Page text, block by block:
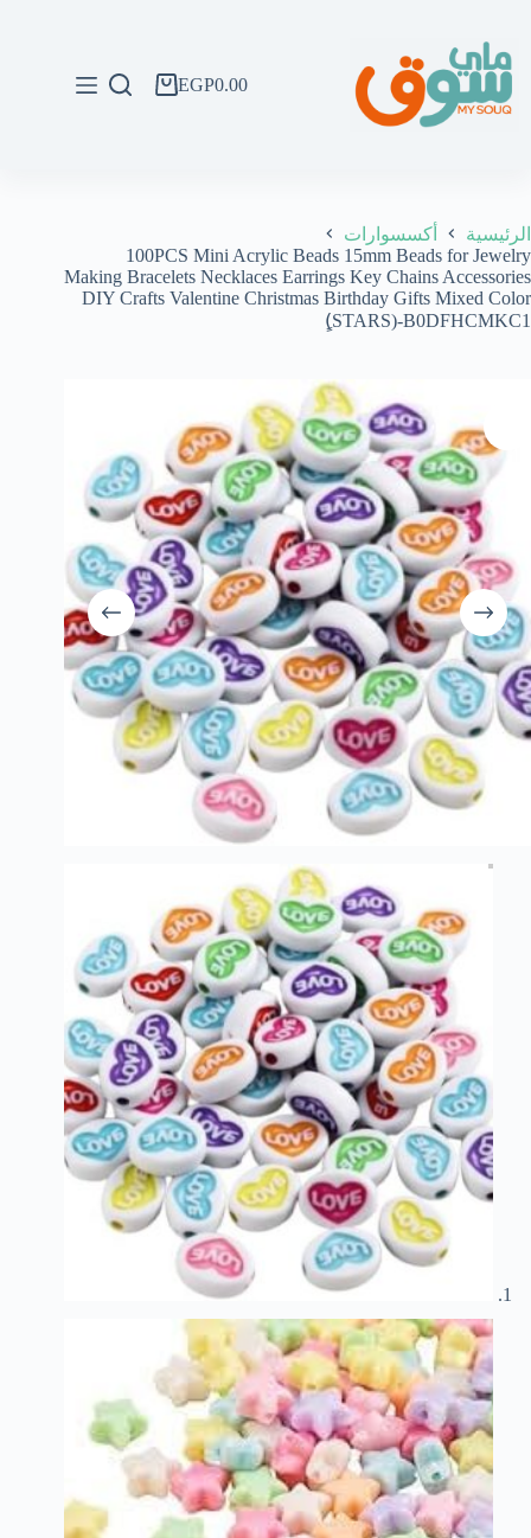
المحتوى
عربةEGP0.00
الرئيسية
أكسسوارات
100PCS Mini Acrylic Beads 15mm Beads for Jewelry
Making Bracelets Necklaces Earrings Key Chains Accessories
DIY Crafts Valentine Christmas Birthday Gifts Mixed Color
(ٍSTARS)-B0DFHCMKC1